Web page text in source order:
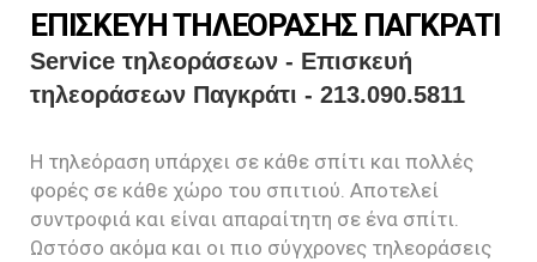
ΕΠΙΣΚΕΥΗ ΤΗΛΕΟΡΑΣΗΣ ΠΑΓΚΡΑΤΙ
Service τηλεοράσεων - Επισκευή
τηλεοράσεων Παγκράτι - 213.090.5811
Η τηλεόραση υπάρχει σε κάθε σπίτι και πολλές
φορές σε κάθε χώρο του σπιτιού. Αποτελεί
συντροφιά και είναι απαραίτητη σε ένα σπίτι.
Ωστόσο ακόμα και οι πιο σύγχρονες τηλεοράσεις